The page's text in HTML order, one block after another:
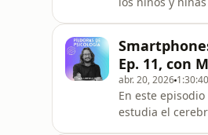
altas cap
Ep. 11, con
abr. 20, 2026 1:30:40
En este
estudia el